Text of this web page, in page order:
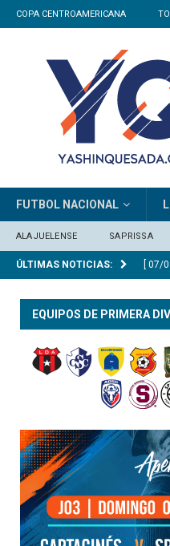
COPA CENTROAMERICANA
FUTBOL NACIONAL
ALAJUELENSE SAPRISSA
ÚLTIMAS NOTICIAS: [ 06/
[ 06/
[ 06/
[ 07/
[ 07/
EQUIPOS DE PRIMERA